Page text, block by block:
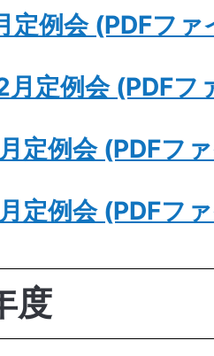
定例会 (PDFファ
月定例会 (PDFフ
定例会 (PDFフ
定例会 (PDFフ
度